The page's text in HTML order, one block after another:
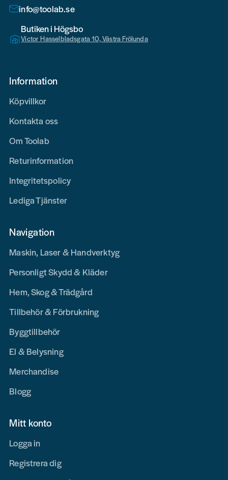
info@toolab.se
Butiken i Högsbo
Victor Hasselbladsgata 10, Västra Frölunda
Information
Köpvillkor
Kontakta oss
Om Toolab
Returinformation
Integritetspolicy
Lediga Tjänster
Navigation
Maskin, Laser & Handverktyg
Personligt Skydd & Kläder
Hem, Skog & Trädgård
Tillbehör & Förbrukning
Byggtillbehör
El & Belysning
Merchandise
Blogg
Mitt konto
Logga in
Registrera dig